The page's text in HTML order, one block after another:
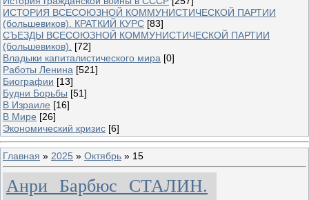
ИСТОРИЯ ВСЕСОЮЗНОЙ КОММУНИСТИЧЕСКОЙ ПАРТИИ
(большевиков). КРАТКИЙ КУРС [83]
СЪЕЗДЫ ВСЕСОЮЗНОЙ КОММУНИСТИЧЕСКОЙ ПАРТИИ
(большевиков).
[72]
Владыки капиталистического мира [0]
Работы Ленина [521]
Биографии [13]
Будни Борьбы [51]
В Израиле [16]
В Мире [26]
Экономический кризис [6]
Главная » 2025 » Октябрь » 15
Анри Барбюс СТАЛИН.